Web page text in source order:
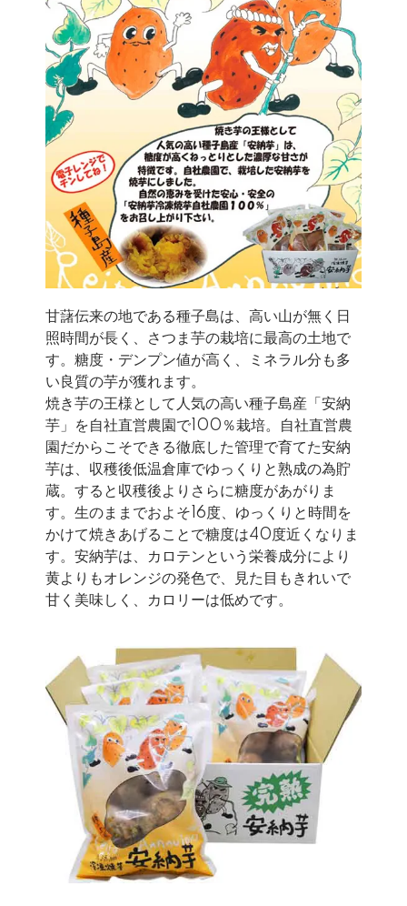
甘藷伝来の地である種子島は、高い山が無く日
照時間が長く、さつま芋の栽培に最高の土地で
す。糖度・デンプン値が高く、ミネラル分も多
い良質の芋が獲れます。
焼き芋の王様として人気の高い種子島産「安納
芋」を自社直営農園で100％栽培。自社直営農
園だからこそできる徹底した管理で育てた安納
芋は、収穫後低温倉庫でゆっくりと熟成の為貯
蔵。すると収穫後よりさらに糖度があがりま
す。生のままでおよそ16度、ゆっくりと時間を
かけて焼きあげることで糖度は40度近くなりま
す。安納芋は、カロテンという栄養成分により
黄よりもオレンジの発色で、見た目もきれいで
甘く美味しく、カロリーは低めです。